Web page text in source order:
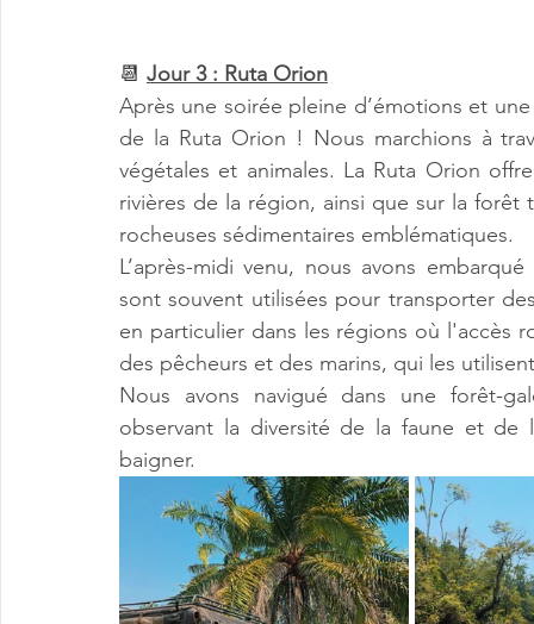
📆 Jour 3 : Ruta Orion
Après une soirée pleine d’émotions et
de la Ruta Orion ! Nous marchions à
végétales et animales. La Ruta Orion
rivières de la région, ainsi que sur la
rocheuses sédimentaires emblématiques.
L’après-midi venu, nous avons
sont souvent utilisées pour transporter
en particulier dans les régions où l'accès
des pêcheurs et des marins, qui les
Nous avons navigué dans une forêt-
observant la diversité de la faune et
baigner.